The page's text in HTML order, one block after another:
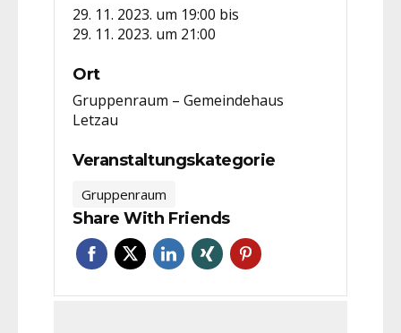
29. 11. 2023. um 19:00 bis
29. 11. 2023. um 21:00
Ort
Gruppenraum – Gemeindehaus
Letzau
Veranstaltungskategorie
Gruppenraum
Share With Friends